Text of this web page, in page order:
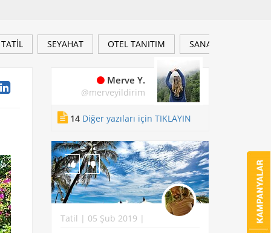
TATİL SEYAHAT OTEL TANITIM SANAT
Merve Y.
@merveyildirim
14 Diğer yazıları için TIKLAYIN
Tatil | 05 Şub 2019 |